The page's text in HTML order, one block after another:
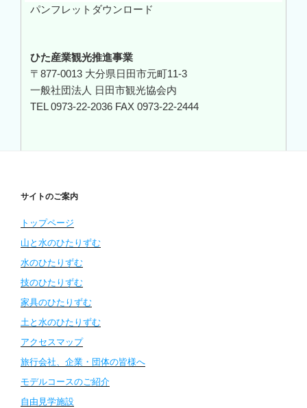
パンフレットダウンロード
ひた産業観光推進事業
〒877-0013 大分県日田市元町11-3
一般社団法人 日田市観光協会内
TEL 0973-22-2036 FAX 0973-22-2444
サイトのご案内
トップページ
山と水のひたりずむ
水のひたりずむ
技のひたりずむ
家具のひたりずむ
土と水のひたりずむ
アクセスマップ
旅行会社、企業・団体の皆様へ
モデルコースのご紹介
自由見学施設